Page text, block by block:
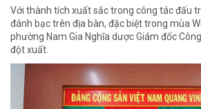
Với thành tích xuất sắc trong công tác đấu
đánh bạc trên địa bàn, đặc biệt trong mùa
phường Nam Gia Nghĩa dược Giám đốc
đột xuất.